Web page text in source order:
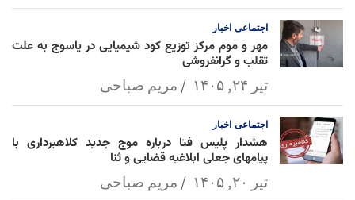
p
k
l
اجتماعی اخبار
مهر و موم مرکز توزیع کود شیمیایی در یاسوج به علت
تقلب و گرانفروشی
تیر ۲۴, ۱۴۰۵ مریم صباحی
اجتماعی اخبار
هشدار پلیس فتا درباره موج جدید کلاهبرداری با
پیامهای جعلی ابلاغیه قضایی و ثنا
تیر ۲۰, ۱۴۰۵ مریم صباحی